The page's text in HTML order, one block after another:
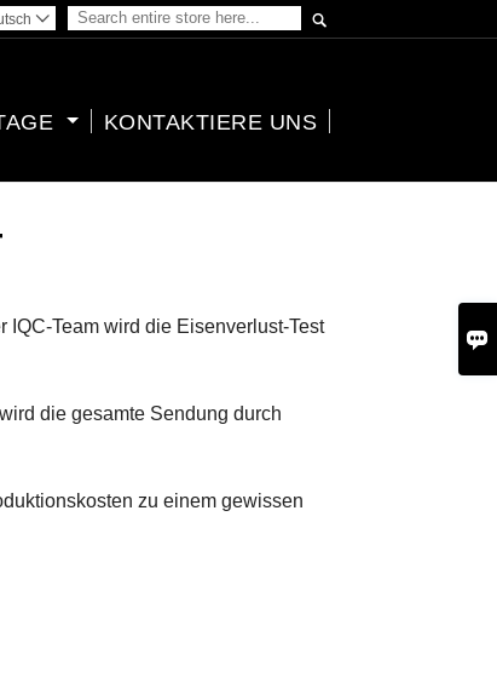



KONTAKTIERE UNS
Team wird die Eisenverlust-Test
die gesamte Sendung durch
zu einem gewissen